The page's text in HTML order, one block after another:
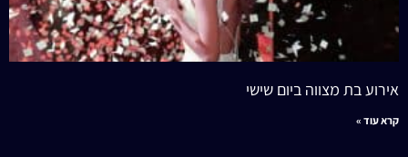
אירוע בת מצווה ביום שישי
קרא עוד »